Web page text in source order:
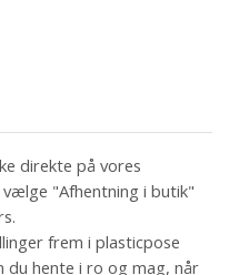
direkte på vores
"Afhentning i butik"
frem i plasticpose
du hente i ro og mag, når